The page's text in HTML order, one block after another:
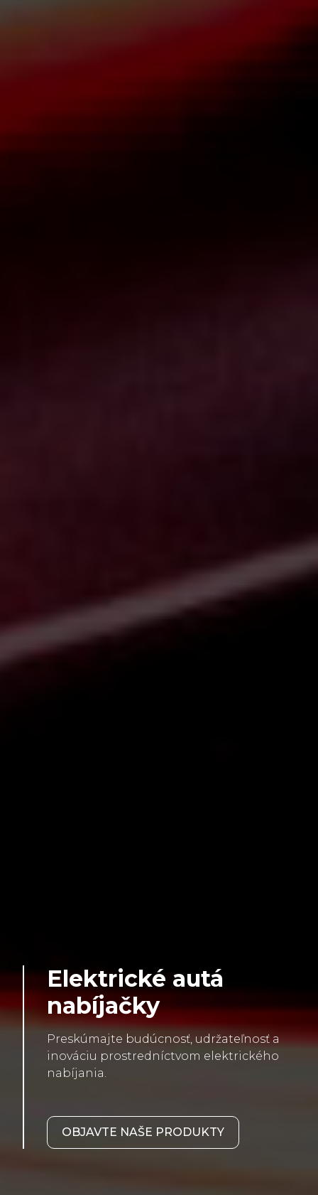
Elektrické autá
nabíjačky
Preskúmajte budúcnosť, udržateľnosť a
inováciu prostredníctvom elektrického
nabíjania.
OBJAVTE NAŠE PRODUKTY